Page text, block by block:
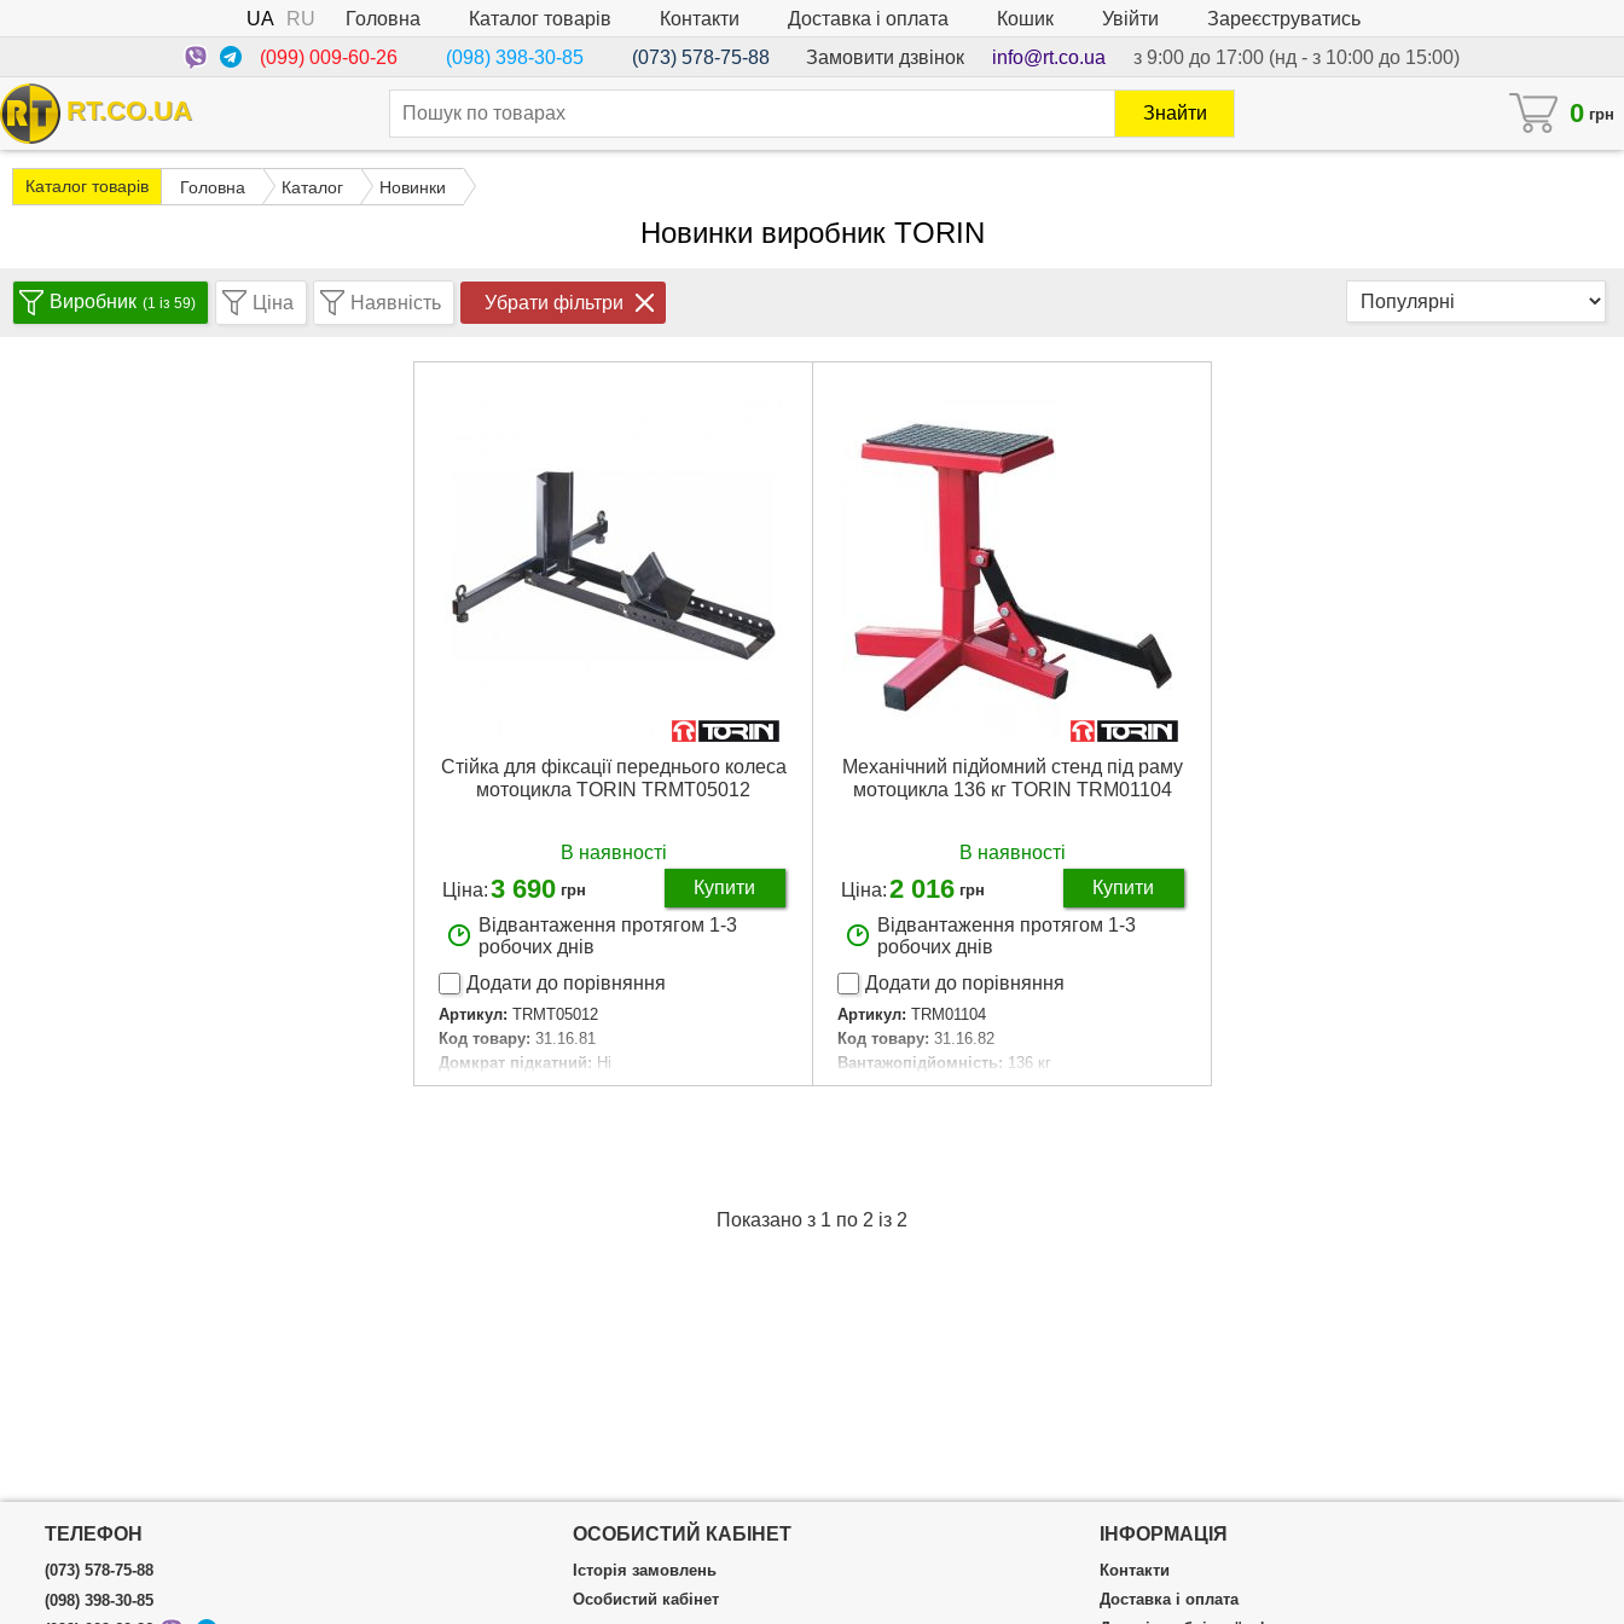
UA RU Головна Каталог товарів Контакти Доставка і оплата Кошик Увійти
Зареєструватись
(099) 009-60-26
(098) 398-30-85 (073) 578-75-88 Замовити дзвінок info@rt.co.ua з 9:00 до 17:00 (нд - з 10:00 до 15:00)
RT.CO.UA 0 грн
Знайти
Каталог товарів Головна Каталог Новинки
Новинки виробник TORIN
Виробник (1 із 59) Ціна Наявність Убрати фільтри
Стійка для фіксації переднього колеса
мотоцикла TORIN TRMT05012
В наявності
Ціна:3 690 грн
Купити
Відвантаження протягом 1-3
робочих днів
Додати до порівняння
Артикул: TRMT05012
Код товару: 31.16.81
Домкрат підкатний: Ні
Власна вага: 14 кг
Механічний підйомний стенд під раму
мотоцикла 136 кг TORIN TRM01104
В наявності
Ціна:2 016 грн
Купити
Відвантаження протягом 1-3
робочих днів
Додати до порівняння
Артикул: TRM01104
Код товару: 31.16.82
Вантажопідйомність: 136 кг
Висота підйому: 390 мм
Ширина майданчика:
Довжина майданчика:
Показано з 1 по 2 із 2
ТЕЛЕФОН
(073) 578-75-88
(098) 398-30-85
ОСОБИСТИЙ КАБІНЕТ
Історія замовлень
Особистий кабінет
ІНФОРМАЦІЯ
Контакти
Доставка і оплата